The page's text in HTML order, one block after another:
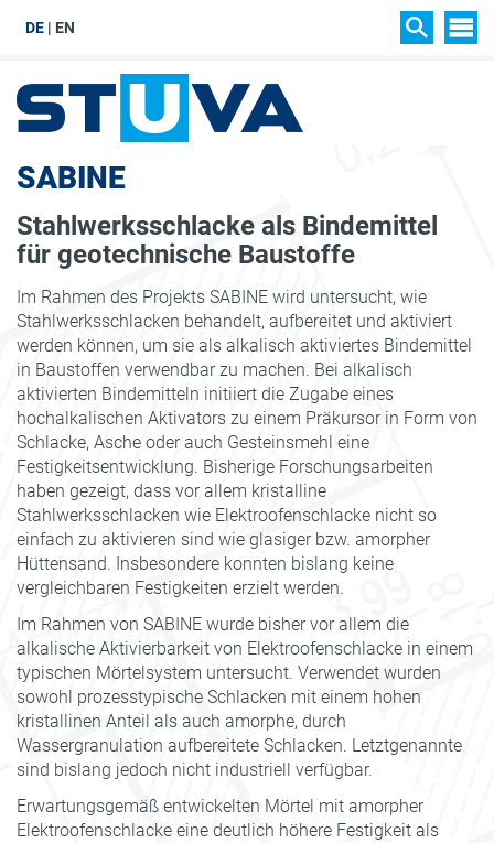
DE EN
SABINE
Stahlwerksschlacke als Bindemittel
für geotechnische Baustoffe
Im Rahmen des Projekts SABINE wird untersucht, wie
Stahlwerksschlacken behandelt, aufbereitet und aktiviert
werden können, um sie als alkalisch aktiviertes Bindemittel
in Baustoffen verwendbar zu machen. Bei alkalisch
aktivierten Bindemitteln initiiert die Zugabe eines
hochalkalischen Aktivators zu einem Präkursor in Form von
Schlacke, Asche oder auch Gesteinsmehl eine
Festigkeitsentwicklung. Bisherige Forschungsarbeiten
haben gezeigt, dass vor allem kristalline
Stahlwerksschlacken wie Elektroofenschlacke nicht so
einfach zu aktivieren sind wie glasiger bzw. amorpher
Hüttensand. Insbesondere konnten bislang keine
vergleichbaren Festigkeiten erzielt werden.
Im Rahmen von SABINE wurde bisher vor allem die
alkalische Aktivierbarkeit von Elektroofenschlacke in einem
typischen Mörtelsystem untersucht. Verwendet wurden
sowohl prozesstypische Schlacken mit einem hohen
kristallinen Anteil als auch amorphe, durch
Wassergranulation aufbereitete Schlacken. Letztgenannte
sind bislang jedoch nicht industriell verfügbar.
Erwartungsgemäß entwickelten Mörtel mit amorpher
Elektroofenschlacke eine deutlich höhere Festigkeit als